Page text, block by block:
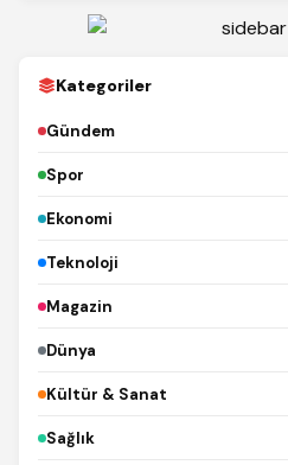
Kategoriler
Gündem
Spor
Ekonomi
Teknoloji
Magazin
Dünya
Kültür & Sanat
Sağlık